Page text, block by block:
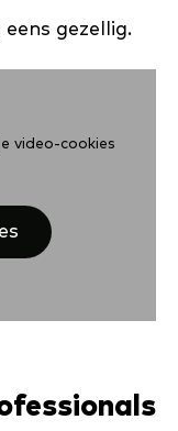
video-cookies
gezellig.